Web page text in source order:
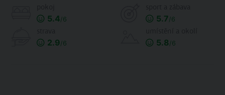
5.4/6 5.7/6
2.9/6 5.8/6